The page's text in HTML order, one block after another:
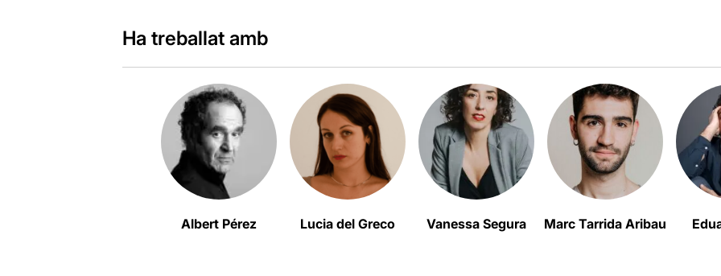
Ha treballat amb
Albert Pérez Lucia del Greco Vanessa Segura Marc Tarrida Aribau